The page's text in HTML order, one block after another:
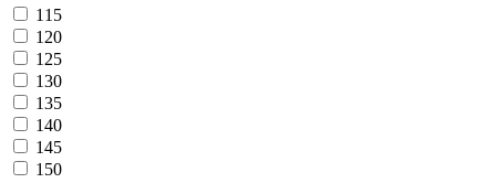
115
120
125
130
135
140
145
150